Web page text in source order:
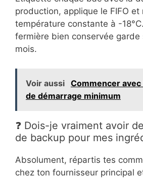
production, applique le FIFO et
température constante à -
fermière bien conservée garde
mois.
Voir aussi Commencer
de démarrage minimum
❓ Dois-je vraiment avoir
de backup pour mes
Absolument, répartis tes
chez ton fournisseur principal